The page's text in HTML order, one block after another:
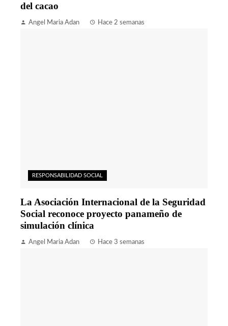
del cacao
Angel Maria Adan Hace 2 semanas
RESPONSABILIDAD SOCIAL
La Asociación Internacional de la Seguridad
Social reconoce proyecto panameño de
simulación clínica
Angel Maria Adan Hace 3 semanas